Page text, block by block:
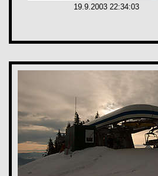
19.9.2003 22:34:03